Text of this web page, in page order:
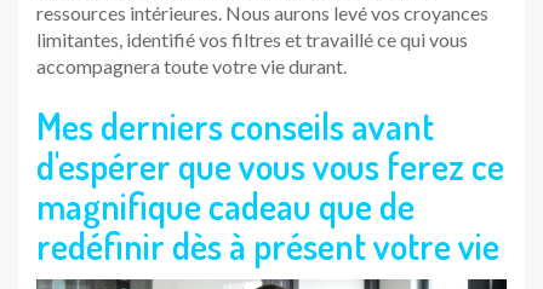
ressources intérieures. Nous aurons levé vos croyances
limitantes, identifié vos filtres et travaillé ce qui vous
accompagnera toute votre vie durant.
Mes derniers conseils avant
d'espérer que vous vous ferez ce
magnifique cadeau que de
redéfinir dès à présent votre vie